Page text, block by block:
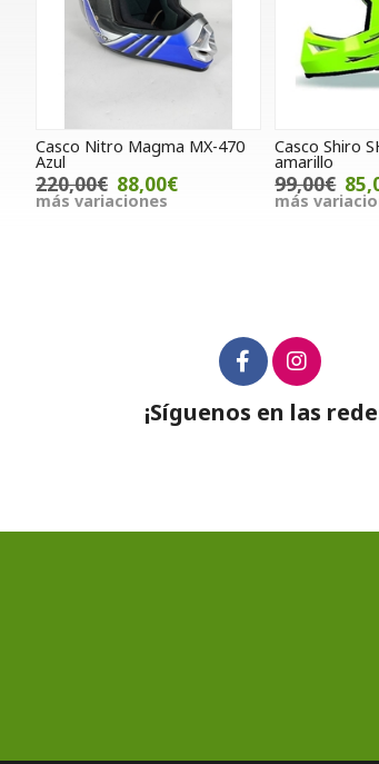
Casco Nitro Magma MX-470
Azul
220,00€ 88,00€
más variaciones
Casco Shiro
amarillo
99,00€
más
¡Síguenos en las